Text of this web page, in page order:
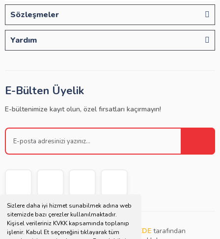
Sizlere daha iyi hizmet sunabilmek adına web
sitemizde bazı çerezler kullanılmaktadır.
Kişisel verileriniz KVKK kapsamında toplanıp
işlenir. Kabul Et seçeneğini tıklayarak tüm
Sözleşmeler
Yardım
E-Bülten Üyelik
E-bültenimize kayıt olun, özel fırsatları kaçırmayın!
Copyright © 2021 | Bu websitesiMüjdat DEDE tarafından